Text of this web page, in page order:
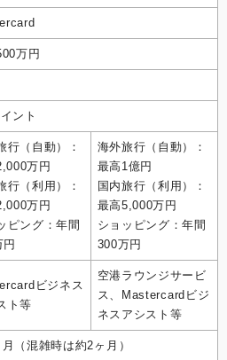
万円
ント
行（自動）：
万円
行（利用）：
万円
ピング：年間
円
海外旅行（自動）：
最高1億円
国内旅行（利用）：
最高5,000万円
ショッピング：年間
300万円
ビジネス
ト等
空港ラウンジサービ
ス、Mastercardビジ
ネスアシスト等
（混雑時は約2ヶ月）